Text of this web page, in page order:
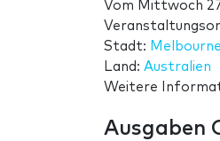
Vom Mittwoch
Stadt: Melbourne
Land: Australien
Weitere
Ausgaben